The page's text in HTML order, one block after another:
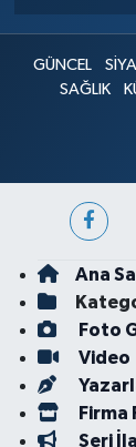
GÜNCEL
SAĞLIK
Ana
Foto
Video
Firma
Seri